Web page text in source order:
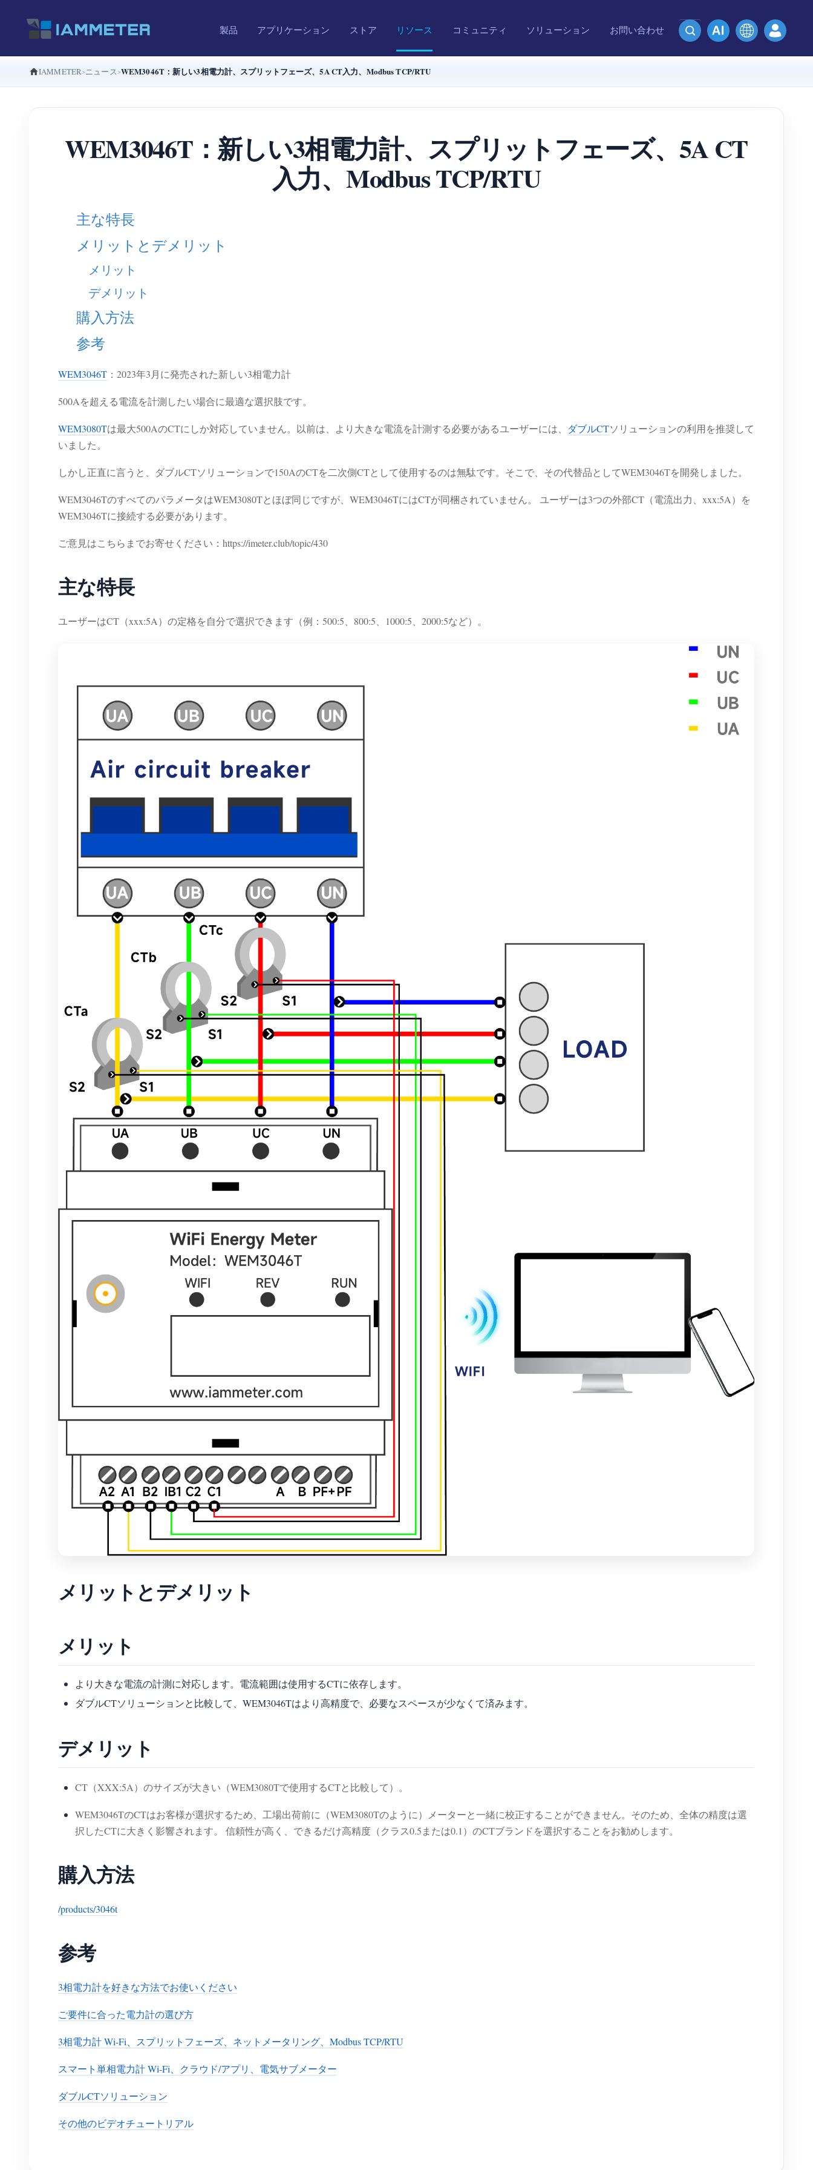
製品 アプリケーション ストア リソース コミュニティ ソリューション お問い合わせ
IAMMETER ニュース WEM3046T：新しい3相電力計、スプリットフェーズ、5A CT入力、Modbus TCP/RTU
WEM3046T：新しい3相電力計、スプリットフェーズ、5A CT
入力、Modbus TCP/RTU
主な特長
メリットとデメリット
メリット
デメリット
購入方法
参考
WEM3046T ：2023年3月に発売された新しい3相電力計
500Aを超える電流を計測したい場合に最適な選択肢です。
WEM3080Tは最大500AのCTにしか対応していません。以前は、より大きな電流を計測する必要があるユーザーには、 ダブルCTソリューションの利用を推奨して
いました。
しかし正直に言うと、ダブルCTソリューションで150AのCTを二次側CTとして使用するのは無駄です。そこで、その代替品としてWEM3046Tを開発しました。
WEM3046TのすべてのパラメータはWEM3080Tとほぼ同じですが、WEM3046TにはCTが同梱されていません。 ユーザーは3つの外部CT（電流出力、xxx:5A）を
WEM3046Tに接続する必要があります。
ご意見はこちらまでお寄せください：https://imeter.club/topic/430
主な特長
ユーザーはCT（xxx:5A）の定格を自分で選択できます（例：500:5、800:5、1000:5、2000:5など）。
メリットとデメリット
メリット
より大きな電流の計測に対応します。電流範囲は使用するCTに依存します。
ダブルCTソリューションと比較して、WEM3046Tはより高精度で、必要なスペースが少なくて済みます。
デメリット
CT（XXX:5A）のサイズが大きい（WEM3080Tで使用するCTと比較して）。
WEM3046TのCTはお客様が選択するため、工場出荷前に（WEM3080Tのように）メーターと一緒に校正することができません。そのため、全体の精度は選
択したCTに大きく影響されます。 信頼性が高く、できるだけ高精度（クラス0.5または0.1）のCTブランドを選択することをお勧めします。
購入方法
/products/3046t
参考
3相電力計を好きな方法でお使いください
ご要件に合った電力計の選び方
3相電力計 Wi-Fi、スプリットフェーズ、ネットメータリング、Modbus TCP/RTU
スマート単相電力計 Wi-Fi、クラウド/アプリ、電気サブメーター
ダブルCTソリューション
その他のビデオチュートリアル